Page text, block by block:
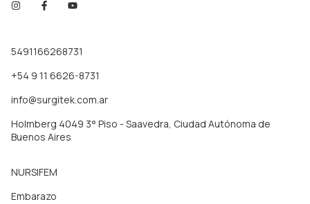
5491166268731
+54 9 11 6626-8731
info@surgitek.com.ar
Holmberg 4049 3° Piso - Saavedra, Ciudad Autónoma de
Buenos Aires
NURSIFEM
Embarazo